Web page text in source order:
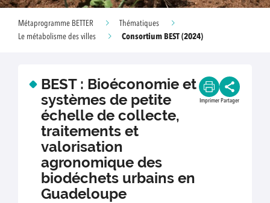
Métaprogramme BETTER
Thématiques
Le métabolisme des villes
Consortium BEST (2024)
BEST : Bioéconomie et
systèmes de petite
échelle de collecte,
traitements et
valorisation
agronomique des
biodéchets urbains en
Guadeloupe
Imprimer Partager